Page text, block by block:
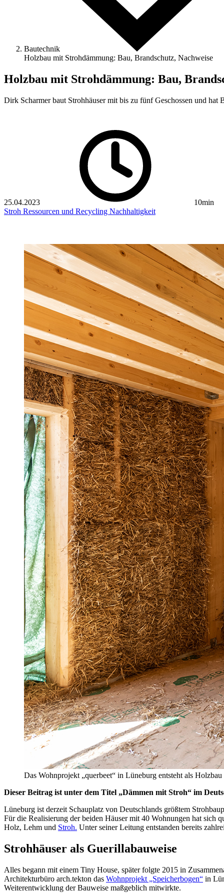
Bautechnik
Holzbau mit Strohdämmung: Bau, Brandschutz, Nachweise
Holzbau mit Strohdämmung: Bau,
Dirk Scharmer baut Strohhäuser mit bis zu fünf ­Geschossen und
25.04.2023
10min
Stroh Ressourcen und Recycling Nachhaltigkeit
Das Wohnprojekt „querbeet“ in Lüneburg entsteht als
Dieser Beitrag ist unter dem Titel „Dämmen mit Stroh“ im
Lüneburg ist derzeit Schauplatz von Deutschlands größtem
Für die Realisierung der beiden Häuser mit 40 Wohnungen hat sich
Holz, Lehm und Stroh. Unter seiner Leitung entstanden bereits
Strohhäuser als Guerillabauweise
Alles begann mit einem Tiny House, später folgte 2015 in
Architekturbüro arch.tekton das Wohnprojekt „Speicherbogen“ in
Weiterentwicklung der Bauweise maßgeblich mitwirkte.